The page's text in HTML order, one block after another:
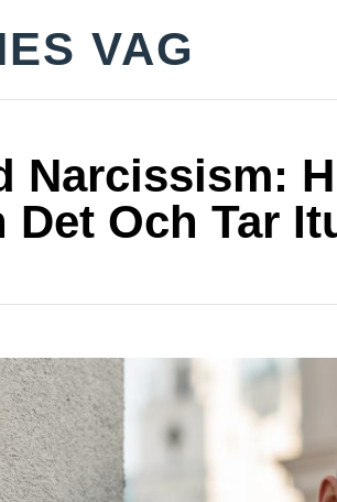
VAG
Narcissism:
Det Och Tar